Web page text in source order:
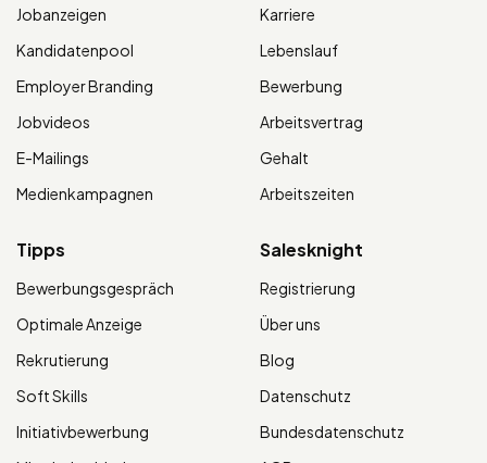
Jobanzeigen
Kandidatenpool
Employer Branding
Jobvideos
E-Mailings
Medienkampagnen
Karriere
Lebenslauf
Bewerbung
Arbeitsvertrag
Gehalt
Arbeitszeiten
Tipps
Bewerbungsgespräch
Optimale Anzeige
Rekrutierung
Soft Skills
Initiativbewerbung
Salesknight
Registrierung
Über uns
Blog
Datenschutz
Bundesdatenschutz